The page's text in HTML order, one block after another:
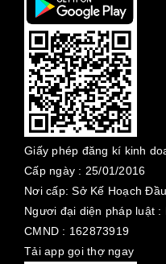
Giấy phép đăng kí kinh
Cấp ngày : 25/01/2016
Nơi cấp: Sở Kế Hoạch
Ngươi đại diện pháp luật
CMND : 162873919
Tải app gọi thợ ngay